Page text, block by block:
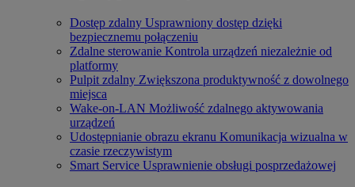
Dostęp zdalny Usprawniony dostęp dzięki
bezpiecznemu połączeniu
Zdalne sterowanie Kontrola urządzeń niezależnie od
platformy
Pulpit zdalny Zwiększona produktywność z dowolnego
miejsca
Wake-on-LAN Możliwość zdalnego aktywowania
urządzeń
Udostępnianie obrazu ekranu Komunikacja wizualna w
czasie rzeczywistym
Smart Service Usprawnienie obsługi posprzedażowej